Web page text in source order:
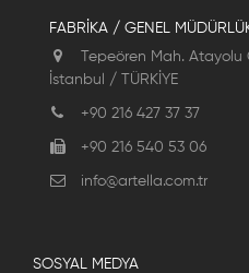
FABRİKA / GENEL
Tepeören Mah. Atayolu
İstanbul / TÜRKİYE
+90 216 427 37 37
+90 216 540 53 06
info@artella.com.tr
SOSYAL MEDYA